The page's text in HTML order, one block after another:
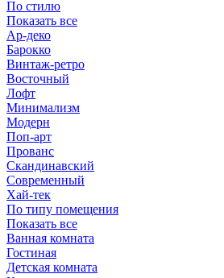
По стилю
Показать все
Ар-деко
Барокко
Винтаж-ретро
Восточный
Лофт
Минимализм
Модерн
Поп-арт
Прованс
Скандинавский
Современный
Хай-тек
По типу помещения
Показать все
Ванная комната
Гостиная
Детская комната